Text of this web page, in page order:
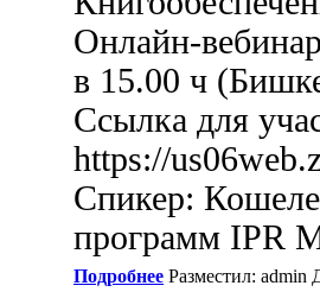
Онлайн-
в 15.00 ч
Ссылка для
https://
Спикер:
программ IPR
Подробнее Разместил: admin